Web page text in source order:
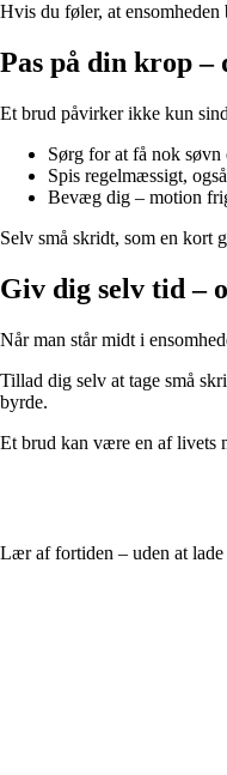
Hvis du føler, at
Pas på din krop –
Et brud påvirker ikke kun
Sørg for at få nok
Spis regelmæssigt,
Bevæg dig – motion
Selv små skridt, som en kort
Giv dig selv tid –
Når man står midt i
Tillad dig selv at tage små
byrde.
Et brud kan være en af livets
Lær af fortiden – uden at